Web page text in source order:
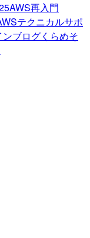
AWS再入門
テクニカルサポ
ンブログくらめそ